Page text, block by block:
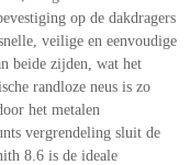
op de dakdragers
veilige en eenvoudige
beide zijden, wat het
randloze neus is zo
het metalen
vergrendeling sluit de
8.6 is de ideale